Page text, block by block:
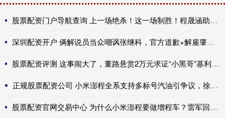
股票配资门户导航查询 上一场绝杀！这一场制胜！程晟涵助中国U17提前出线
深圳配资开户 俩解说员当众嘲讽张继科，官方道歉+解雇肇事者，有些话不能乱说
股票配资评测 这事闹大了，董路悬赏2万元求证“小黑哥”基利安年龄真伪
正规股票配资公司 小米澎程全系支持多标号汽油引争议，徐洁云：XX
股票配资官网交易中心 为什么小米澎程要做增程车？雷军回应：跟大家理解的不一样